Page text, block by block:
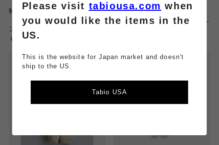
靴下屋
【抗菌防臭】五本指 指先レイ
ンボーショートソックス
￥1,200
Tabio
ラメフラワーフロート五本指シ
Please visit tabiousa.com when
you would like the items in the
US.
This is the website for Japan market and doesn't
ship to the US.
Tabio USA